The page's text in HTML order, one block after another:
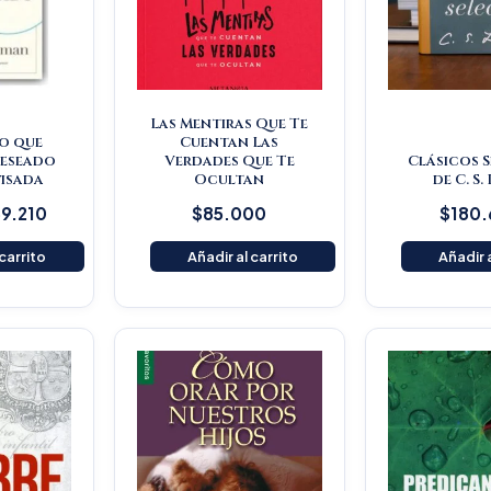
que
Las Mentiras Que Te
Cuentan Las
Verdades Que Te
Ocultan
$85.000
Añadir al carrito
Clásicos
de C. S.
$
Añadir